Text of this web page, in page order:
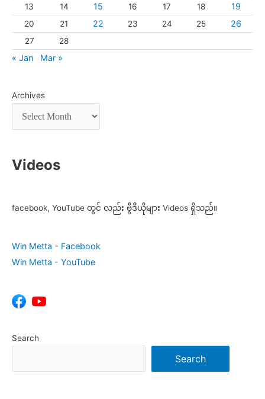
13 14 15 16 17 18 19
20 21 22 23 24 25 26
27 28
« Jan Mar »
Archives
Videos
facebook, YouTube တွင် လည်း ဗွီဒီယိုများ Videos ရှိသည်။
Win Metta - Facebook
Win Metta - YouTube
Search
Search